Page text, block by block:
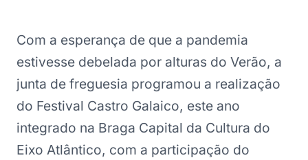
Com a esperança de que a pandemia
estivesse debelada por alturas do Verão, a
junta de freguesia programou a realização
do Festival Castro Galaico, este ano
integrado na Braga Capital da Cultura do
Eixo Atlântico, com a participação do